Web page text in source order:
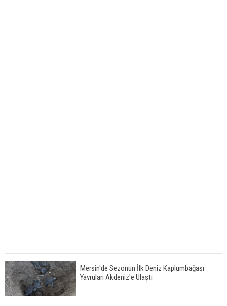
Mersin'de Sezonun İlk Deniz Kaplumbağası
Yavruları Akdeniz'e Ulaştı